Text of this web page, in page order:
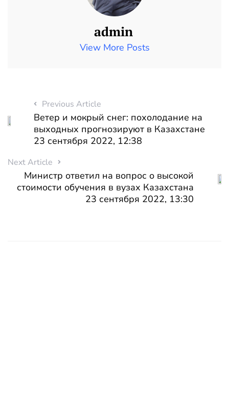
admin
View More Posts
Previous Article
Ветер и мокрый снег: похолодание на
выходных прогнозируют в Казахстане
23 сентября 2022, 12:38
Next Article
Министр ответил на вопрос о высокой
стоимости обучения в вузах Казахстана
23 сентября 2022, 13:30